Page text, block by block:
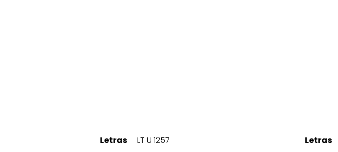
Letras LT U 1257 Letras